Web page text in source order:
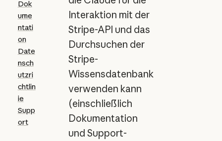
Dok
ume
ntati
on
Date
nsch
utzri
chtlin
ie
Supp
ort
Interaktion mit der
Stripe-API und das
Durchsuchen der
Stripe-
Wissensdatenbank
verwenden kann
(einschließlich
Dokumentation
und Support-